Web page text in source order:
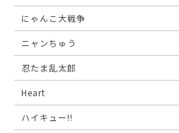
にゃんこ大戦争
ニャンちゅう
忍たま乱太郎
Heart
ハイキュー!!